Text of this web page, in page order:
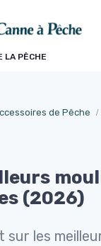
LA PÊCHE
de Pêche
(2026)
sur les
des cookies